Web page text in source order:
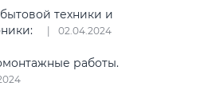
техники и
02.04.2024
работы.